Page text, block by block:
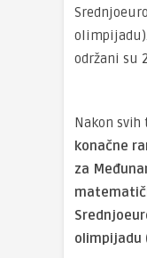
olimpijadu).
održani su
Nakon svih
konačne
za
olimpijadu